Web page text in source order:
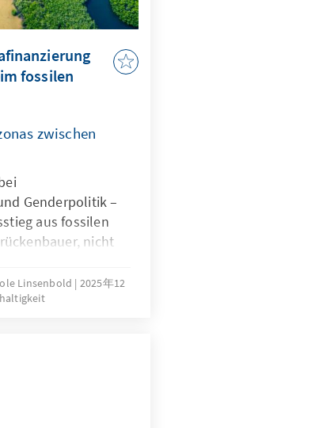
fossilen
zwischen
Genderpolitik –
aus fossilen
nicht
und junger
durch eigene
auch ohne
internationale
bleibt
nicht das Tempo,
Linsenbold
2025年12